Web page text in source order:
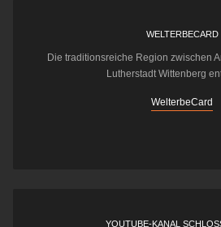
WELTERBECARD
Die traditionsreiche Region zwischen
Lutherstadt Wittenberg
WelterbeCard
YOUTUBE-KANAL